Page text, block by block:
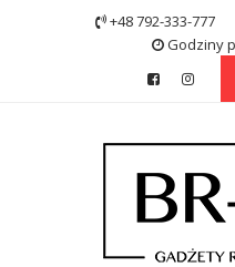
+48 792-333-777
Godziny